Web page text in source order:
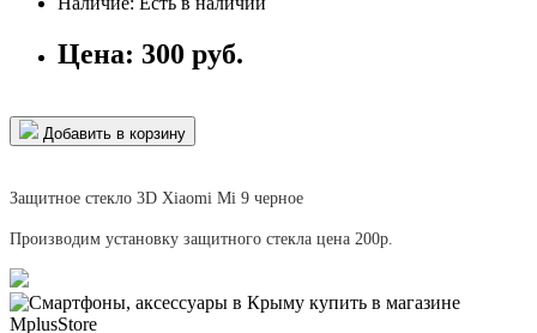
Цена: 300 руб.
Добавить в корзину
Защитное стекло 3D Xiaomi Mi 9 черное
Производим установку защитного стекла цена 200р.